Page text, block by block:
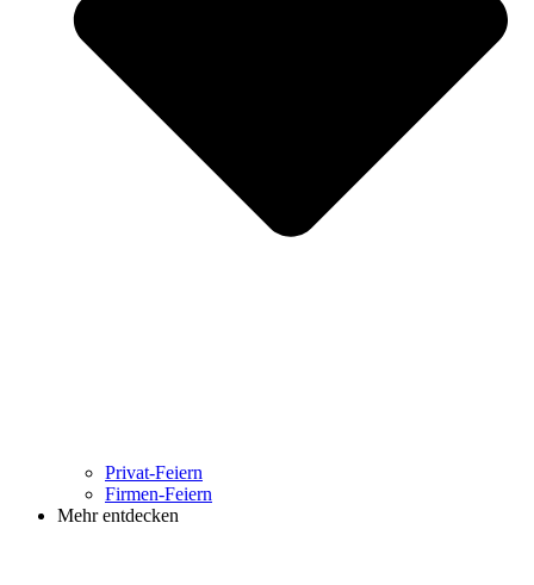
Privat-Feiern
Firmen-Feiern
Mehr entdecken